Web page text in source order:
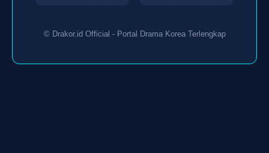
© Drakor.id Official - Portal Drama Korea Terlengkap